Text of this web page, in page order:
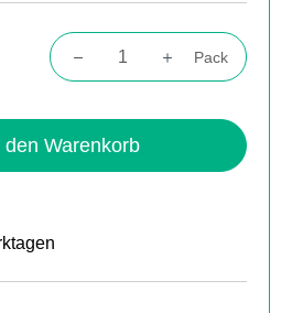
Gib den gewünschten
Pack
den Warenkorb